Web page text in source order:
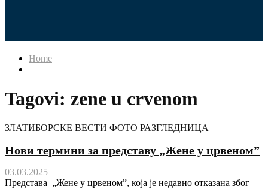
Home
Tagovi: zene u crvenom
ЗЛАТИБОРСКЕ ВЕСТИ ФОТО РАЗГЛЕДНИЦА
Нови термини за представу „Жене у црвеном”
03.03.2025
Представа „Жене у црвеном”, која је недавно отказана због